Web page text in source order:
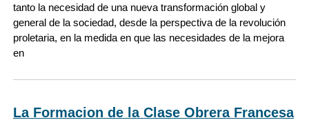
tanto la necesidad de una nueva transformación global y
general de la sociedad, desde la perspectiva de la revolución
proletaria, en la medida en que las necesidades de la mejora
en
La Formacion de la Clase Obrera Francesa